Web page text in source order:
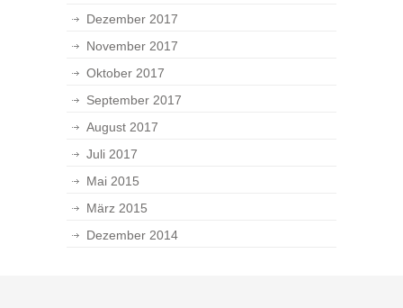
Dezember 2017
November 2017
Oktober 2017
September 2017
August 2017
Juli 2017
Mai 2015
März 2015
Dezember 2014